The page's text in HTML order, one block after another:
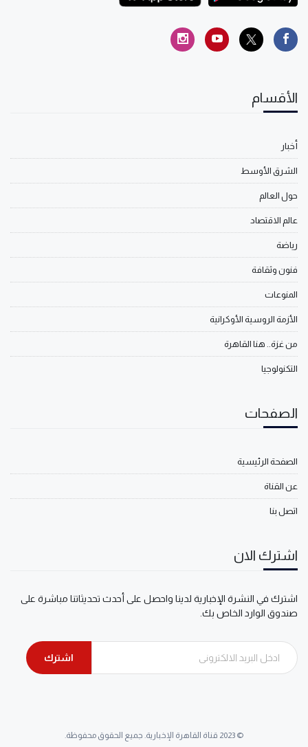
الأقسام
أخبار
الشرق الأوسط
حول العالم
عالم الاقتصاد
رياضة
فنون وثقافة
المنوعات
الأزمة الروسية الأوكرانية
من غزة.. هنا القاهرة
التكنولوجيا
الصفحات
الصفحة الرئيسية
عن القناة
اتصل بنا
اشترك الان
اشترك في النشرة الإخبارية لدينا واحصل على أحدث تحديثاتنا مباشرة على
صندوق الوارد الخاص بك.
اشترك
© 2023 قناة القاهرة الإخبارية. جميع الحقوق محفوظة.